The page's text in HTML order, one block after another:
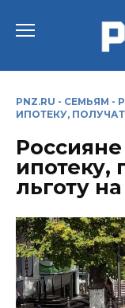
PNZ.RU - СЕМЬЯМ -
ИПОТЕКУ,
ипотеку,
льготу